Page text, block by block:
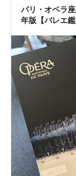
パリ・オペラ
年版【バレエ鑑